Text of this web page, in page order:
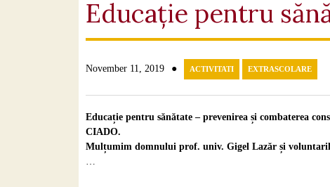
Educație pentru
November 11, 2019 ● ACTIVITATI EXTRASCOLARE
Educație pentru sănătate – prevenirea și combaterea
CIADO.
Mulțumim domnului prof. univ. Gigel Lazăr și
…